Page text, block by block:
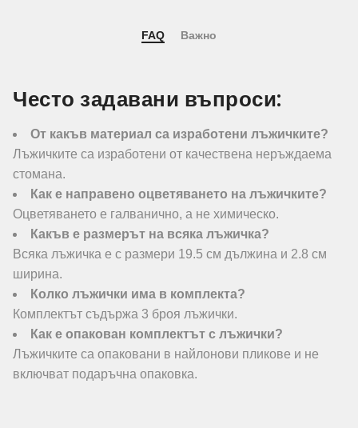
FAQ Важно
Често задавани въпроси:
От какъв материал са изработени лъжичките?
Лъжичките са изработени от качествена неръждаема
стомана.
Как е направено оцветяването на лъжичките?
Оцветяването е галванично, а не химическо.
Какъв е размерът на всяка лъжичка?
Всяка лъжичка е с размери 19.5 см дължина и 2.8 см
ширина.
Колко лъжички има в комплекта?
Комплектът съдържа 3 броя лъжички.
Как е опакован комплектът с лъжички?
Лъжичките са опаковани в найлонови пликове и не
включват подаръчна опаковка.